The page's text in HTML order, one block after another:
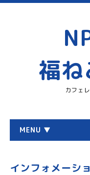
福
カフェ
MENU ▼
インフォメーシ